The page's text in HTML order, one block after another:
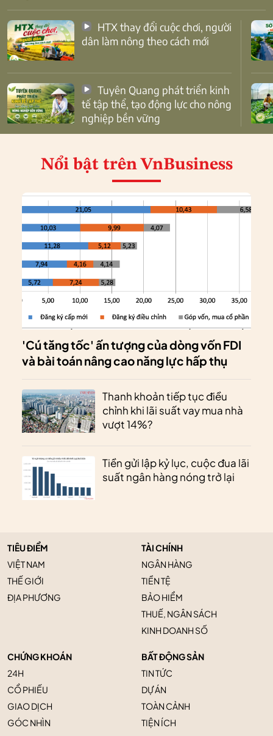
dân làm nông theo cách mới
tế tập thể, tạo động lực cho nông
nghiệp bền vững
Nổi bật trên VnBusiness
'Cú tăng tốc' ấn tượng của dòng vốn FDI
và bài toán nâng cao năng lực hấp thụ
Thanh khoản tiếp tục điều
chỉnh khi lãi suất vay mua nhà
vượt 14%?
Tiền gửi lập kỷ lục, cuộc đua lãi
suất ngân hàng nóng trở lại
TIÊU ĐIỂM
VIỆT NAM
THẾ GIỚI
ĐỊA PHƯƠNG
TÀI CHÍNH
NGÂN HÀNG
TIỀN TỆ
BẢO HIỂM
THUẾ, NGÂN SÁCH
KINH DOANH SỐ
CHỨNG KHOÁN
24H
CỔ PHIẾU
GIAO DỊCH
GÓC NHÌN
BẤT ĐỘNG SẢN
TIN TỨC
DỰ ÁN
TOÀN CẢNH
TIỆN ÍCH